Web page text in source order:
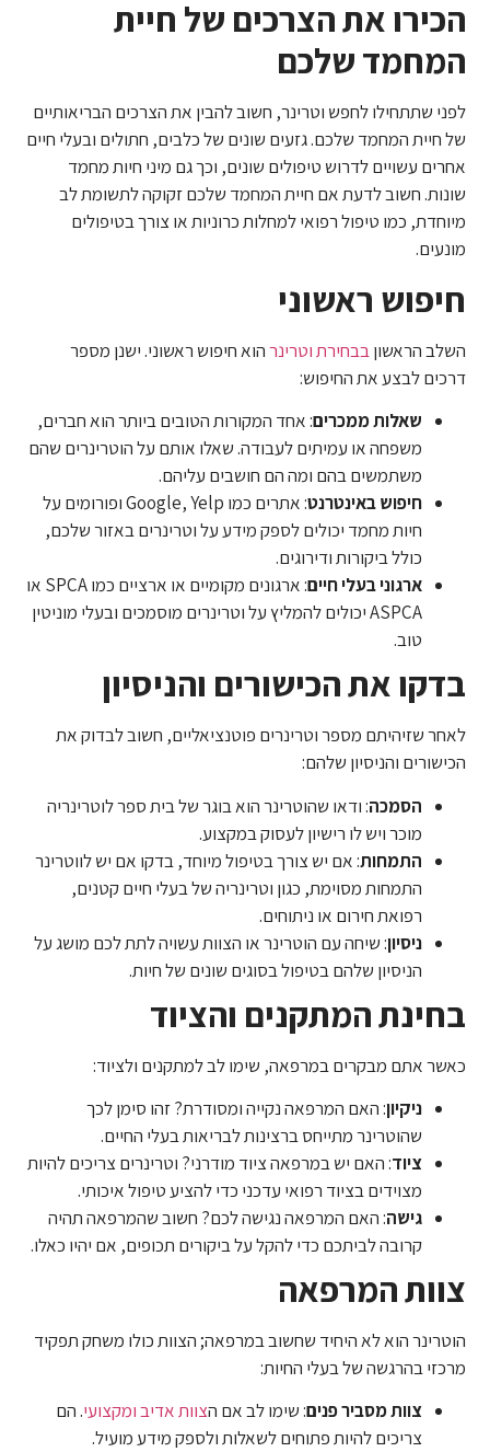
הכירו את הצרכים של חיית
המחמד שלכם
לפני שתתחילו לחפש וטרינר, חשוב להבין את הצרכים הבריאותיים
של חיית המחמד שלכם. גזעים שונים של כלבים, חתולים ובעלי חיים
אחרים עשויים לדרוש טיפולים שונים, וכך גם מיני חיות מחמד
שונות. חשוב לדעת אם חיית המחמד שלכם זקוקה לתשומת לב
מיוחדת, כמו טיפול רפואי למחלות כרוניות או צורך בטיפולים
מונעים.
חיפוש ראשוני
השלב הראשוןבבחירת וטרינרהוא חיפוש ראשוני. ישנן מספר
דרכים לבצע את החיפוש:
שאלות ממכרים: אחד המקורות הטובים ביותר הוא חברים,
משפחה או עמיתים לעבודה. שאלו אותם על הוטרינרים שהם
משתמשים בהם ומה הם חושבים עליהם.
חיפוש באינטרנט
: אתרים כמו Google, Yelp ופורומים על
חיות מחמד יכולים לספק מידע על וטרינרים באזור שלכם,
כולל ביקורות ודירוגים.
ארגוני בעלי חיים
: ארגונים מקומיים או ארציים כמו SPCA או
ASPCA יכולים להמליץ על וטרינרים מוסמכים ובעלי מוניטין
טוב.
בדקו את הכישורים והניסיון
לאחר שזיהיתם מספר וטרינרים פוטנציאליים, חשוב לבדוק את
הכישורים והניסיון שלהם:
הסמכה: ודאו שהוטרינר הוא בוגר של בית ספר לוטרינריה
מוכר ויש לו רישיון לעסוק במקצוע.
התמחות: אם יש צורך בטיפול מיוחד, בדקו אם יש לווטרינר
התמחות מסוימת, כגון וטרינריה של בעלי חיים קטנים,
רפואת חירום או ניתוחים.
ניסיון: שיחה עם הוטרינר או הצוות עשויה לתת לכם מושג על
הניסיון שלהם בטיפול בסוגים שונים של חיות.
בחינת המתקנים והציוד
כאשר אתם מבקרים במרפאה, שימו לב למתקנים ולציוד:
ניקיון: האם המרפאה נקייה ומסודרת? זהו סימן לכך
שהוטרינר מתייחס ברצינות לבריאות בעלי החיים.
ציוד: האם יש במרפאה ציוד מודרני? וטרינרים צריכים להיות
מצוידים בציוד רפואי עדכני כדי להציע טיפול איכותי.
גישה: האם המרפאה נגישה לכם? חשוב שהמרפאה תהיה
קרובה לביתכם כדי להקל על ביקורים תכופים, אם יהיו כאלו.
צוות המרפאה
הוטרינר הוא לא היחיד שחשוב במרפאה; הצוות כולו משחק תפקיד
מרכזי בהרגשה של בעלי החיות:
צוות מסביר פנים: שימו לב אם הצוות אדיב ומקצועי. הם
צריכים להיות פתוחים לשאלות ולספק מידע מועיל.